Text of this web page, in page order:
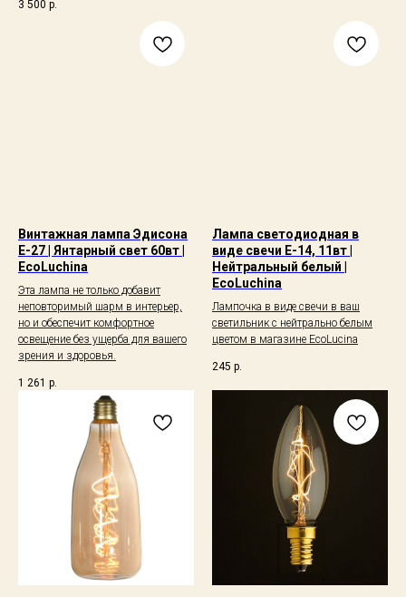
3 500 р.
Винтажная лампа Эдисона
Е-27 | Янтарный свет 60вт |
EcoLuchina
Эта лампа не только добавит
неповторимый шарм в интерьер,
но и обеспечит комфортное
освещение без ущерба для вашего
зрения и здоровья.
1 261 р.
Лампа светодиодная в
виде свечи Е-14, 11вт |
Нейтральный белый |
EcoLuchina
Лампочка в виде свечи в ваш
светильник с нейтрально белым
цветом в магазине EcoLucina
245 р.